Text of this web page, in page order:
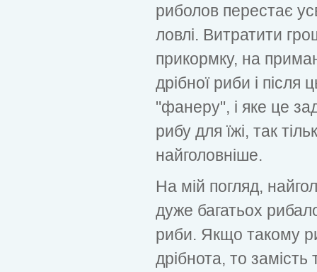
риболов перестає
ловлі. Витратити
прикормку, на
дрібної риби і після
"фанеру", і яке це
рибу для їжі, так
найголовніше.
На мій погляд,
дуже багатьох
риби. Якщо такому
дрібнота, то